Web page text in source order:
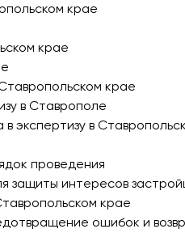
крае
крае
крае
в Ставрополе
экспертизу в
проведения
защиты интересов
крае
ошибок и